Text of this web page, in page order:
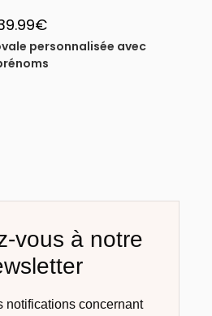
€
personnalisée avec
vous à notre
notifications concernant